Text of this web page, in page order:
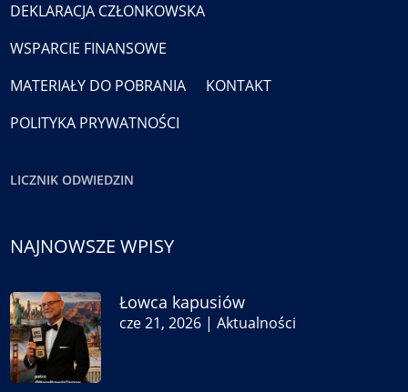
DEKLARACJA CZŁONKOWSKA
WSPARCIE FINANSOWE
MATERIAŁY DO POBRANIA
KONTAKT
POLITYKA PRYWATNOŚCI
LICZNIK ODWIEDZIN
NAJNOWSZE WPISY
Łowca kapusiów
cze 21, 2026 |Aktualności